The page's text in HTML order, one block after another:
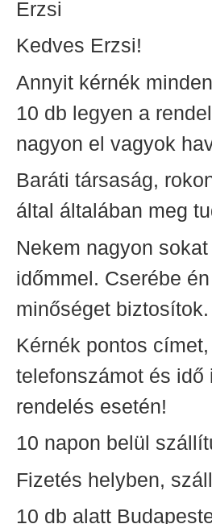
Erzsi
Kedves Erzsi!
Annyit kérnék
10 db legyen a
nagyon el vagyok
Baráti társaság,
által általában meg
Nekem nagyon
időmmel. Cserébe
minőséget biztosítok.
Kérnék pontos
telefonszámot és idő
rendelés esetén!
10 napon belül
Fizetés helyben,
10 db alatt